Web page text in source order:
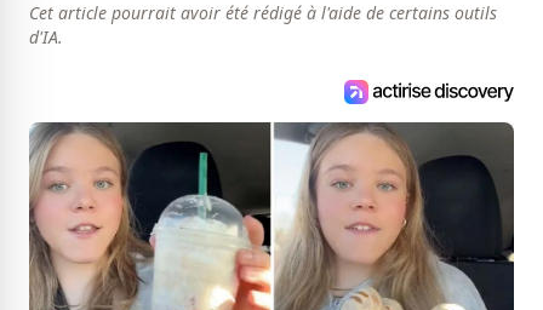
Cet article pourrait avoir été rédigé à l'aide de certains outils
d'IA.